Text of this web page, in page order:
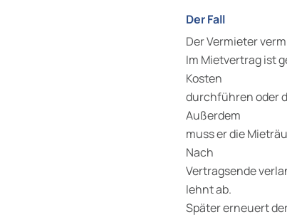
Der Fall
Der Vermieter
Im Mietvertrag ist
Kosten
durchführen oder
Außerdem
muss er die
Nach
Vertragsende
lehnt ab.
Später erneuert